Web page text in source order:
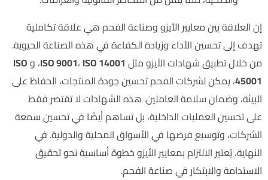
إن العلاقة بين معايير الأيزو وصناعة الفحم هي علاقة تكاملية
تهدف إلى تحسين الأداء وزيادة الكفاءة في هذه الصناعة الحيوية.
من خلال تطبيق شهادات الأيزو مثل
ISO 9001، ISO 14001 ، وISO
45001، يمكن لشركات الفحم تحسين جودة المنتجات، الحفاظ على
البيئة، وضمان سلامة العاملين. هذه الشهادات لا تقتصر فقط
على تحسين العمليات الداخلية، بل تساهم أيضًا في تحسين سمعة
الشركات، وتوسيع فرصها في الأسواق المحلية والدولية. في
النهاية، يُعتبر الالتزام بمعايير الأيزو خطوة أساسية نحو تحقيق
الاستدامة والابتكار في صناعة الفحم.